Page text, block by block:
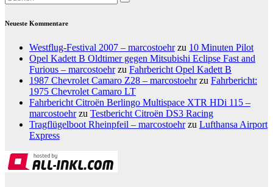
Neueste Kommentare
Westflug-Festival 2007 – marcostoehrzu 10 Minuten Pilot
Opel Kadett B Oldtimer gegen Mitsubishi Eclipse Fast and
Furious – marcostoehrzu Fahrbericht Opel Kadett B
1987 Chevrolet Camaro Z28 – marcostoehrzu Fahrbericht:
1975 Chevrolet Camaro LT
Fahrbericht Citroën Berlingo Multispace XTR HDi 115 –
marcostoehrzu Testbericht Citroën DS3 Racing
Tragflügelboot Rheinpfeil – marcostoehrzu Lufthansa Airport
Express